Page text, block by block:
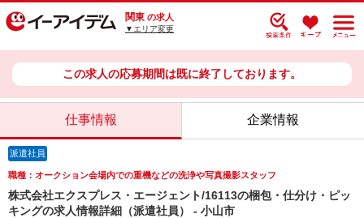
関東 の求人
▼エリア変更
この求人の応募期間は既に終了しております。
仕事情報 企業情報
派遣社員
職種：オークション会場内での重機などの洗浄や写真撮影スタッフ
株式会社エクスプレス・エージェント/16113の梱包・仕分け・ピッ
キングの求人情報詳細（派遣社員） - 小山市